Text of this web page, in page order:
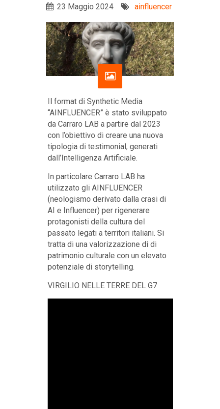
23 Maggio 2024 ainfluencer
Il format di Synthetic Media
“AINFLUENCER” è stato sviluppato
da Carraro LAB a partire dal 2023
con l’obiettivo di creare una nuova
tipologia di testimonial, generati
dall’Intelligenza Artificiale.
In particolare Carraro LAB ha
utilizzato gli AINFLUENCER
(neologismo derivato dalla crasi di
AI e Influencer) per rigenerare
protagonisti della cultura del
passato legati a territori italiani. Si
tratta di una valorizzazione di di
patrimonio culturale con un elevato
potenziale di storytelling.
VIRGILIO NELLE TERRE DEL G7